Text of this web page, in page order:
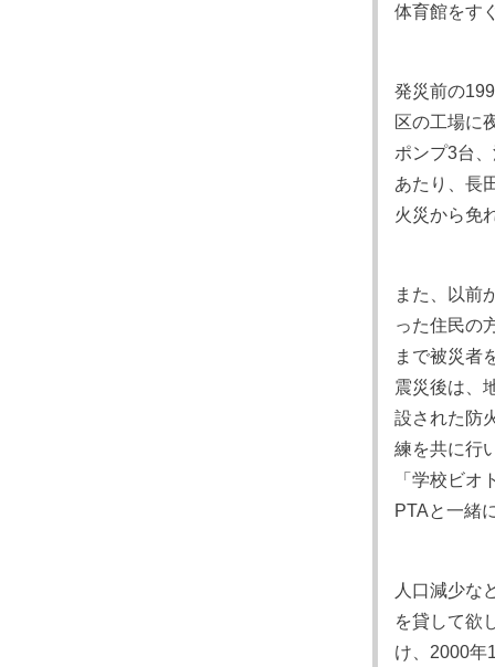
体育館をす
発災前の
区の工場に
ポンプ3台
あたり、長
火災から免
また、以前
った住民の
まで被災者
震災後は、
設された防
練を共に行
「学校ビ
PTAと一緒
人口減少な
を貸して欲
け、2000年